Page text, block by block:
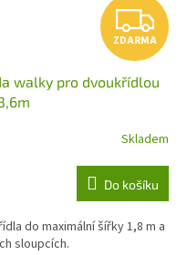
Z
D
A
R
M
A
ZDARMA
walky pro dvoukřídlou
Skladem
Do košíku
do maximální šířky 1,8 m a
sloupcích.